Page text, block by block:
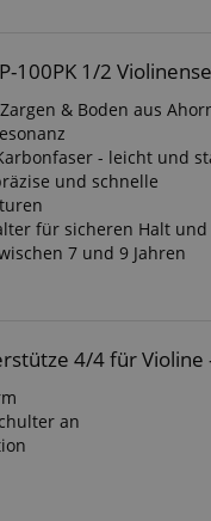
100PK 1/2
& Boden aus
- leicht und
und schnelle
für sicheren Halt und
7 und 9 Jahren
4/4 für
an